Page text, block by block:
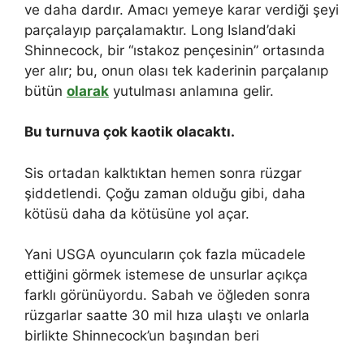
ve daha dardır. Amacı yemeye karar verdiği şeyi
parçalayıp parçalamaktır. Long Island’daki
Shinnecock, bir “ıstakoz pençesinin” ortasında
yer alır; bu, onun olası tek kaderinin parçalanıp
bütün olarak yutulması anlamına gelir.
Bu turnuva çok kaotik olacaktı.
Sis ortadan kalktıktan hemen sonra rüzgar
şiddetlendi. Çoğu zaman olduğu gibi, daha
kötüsü daha da kötüsüne yol açar.
Yani USGA oyuncuların çok fazla mücadele
ettiğini görmek istemese de unsurlar açıkça
farklı görünüyordu. Sabah ve öğleden sonra
rüzgarlar saatte 30 mil hıza ulaştı ve onlarla
birlikte Shinnecock’un başından beri